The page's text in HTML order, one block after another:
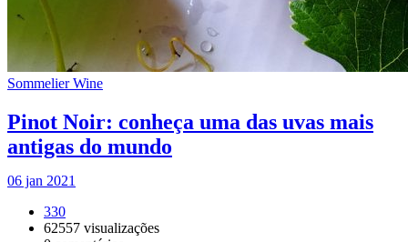
Sommelier Wine
Pinot Noir: conheça uma das uvas mais
antigas do mundo
06 jan 2021
330
62557 visualizações